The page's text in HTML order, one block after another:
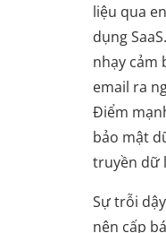
liệu qua
dụng
nhạy cảm
email ra
Điểm
bảo mật
truyền dữ
Sự trỗi
nên cấp